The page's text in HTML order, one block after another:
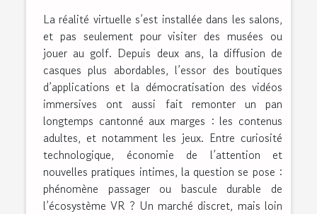
La réalité virtuelle s’est installée dans les salons,
et pas seulement pour visiter des musées ou
jouer au golf. Depuis deux ans, la diffusion de
casques plus abordables, l’essor des boutiques
d’applications et la démocratisation des vidéos
immersives ont aussi fait remonter un pan
longtemps cantonné aux marges : les contenus
adultes, et notamment les jeux. Entre curiosité
technologique, économie de l’attention et
nouvelles pratiques intimes, la question se pose :
phénomène passager ou bascule durable de
l’écosystème VR ? Un marché discret, mais loin